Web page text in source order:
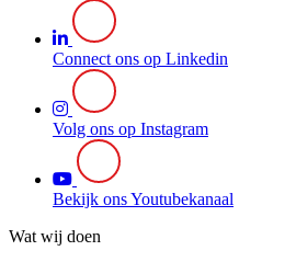
Connect ons op Linkedin
Volg ons op Instagram
Bekijk ons Youtubekanaal
Wat wij doen